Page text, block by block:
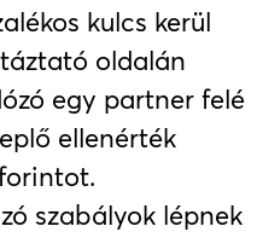
kulcs kerül
oldalán
egy partner felé
ellenérték
szabályok lépnek